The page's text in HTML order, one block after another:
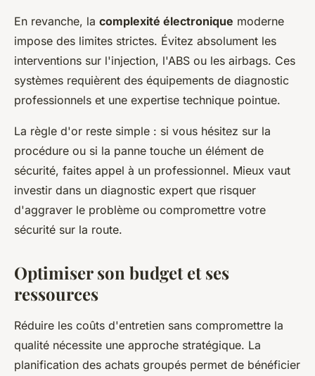
En revanche, la complexité électronique moderne
impose des limites strictes. Évitez absolument les
interventions sur l'injection, l'ABS ou les airbags. Ces
systèmes requièrent des équipements de diagnostic
professionnels et une expertise technique pointue.
La règle d'or reste simple : si vous hésitez sur la
procédure ou si la panne touche un élément de
sécurité, faites appel à un professionnel. Mieux vaut
investir dans un diagnostic expert que risquer
d'aggraver le problème ou compromettre votre
sécurité sur la route.
Optimiser son budget et ses
ressources
Réduire les coûts d'entretien sans compromettre la
qualité nécessite une approche stratégique. La
planification des achats groupés permet de bénéficier